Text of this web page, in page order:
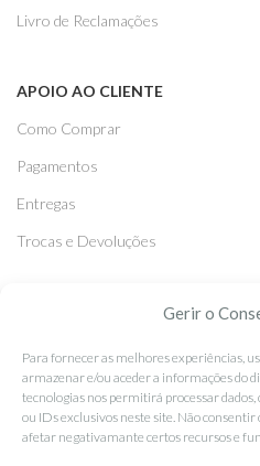
Gerir o
Para fornecer as melhores experiências,
armazenar e/ou aceder a informações do
tecnologias nos permitirá processar
ou IDs exclusivos neste site. Não
afetar negativamante certos recursos e
Livro de Reclamações
APOIO AO CLIENTE
Como Comprar
Pagamentos
Entregas
Trocas e Devoluções
Facebook
Instagram
Pinterest